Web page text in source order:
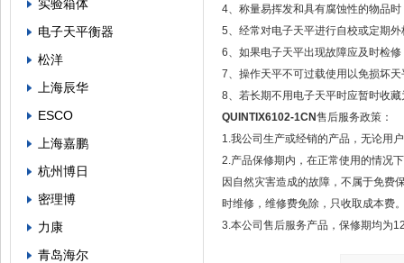
实验箱体
电子天平衡器
松洋
上海辰华
ESCO
上海嘉鹏
杭州博日
密理博
力康
青岛海尔
4、称量易挥发和具有腐蚀性的物品
5、经常对电子天平进行自校或定期
6、如果电子天平出现故障应及时检修
7、操作天平不可过载使用以免损坏天
8、若长期不用电子天平时应暂时收藏
QUINTIX6102-1CN售后服务政策：
1.我公司生产或经销的产品，无论用
2.产品保修期内，在正常使用的情况
因自然灾害造成的故障，不属于免费
时维修，维修费免除，只收取成本费
3.本公司售后服务产品，保修期均为